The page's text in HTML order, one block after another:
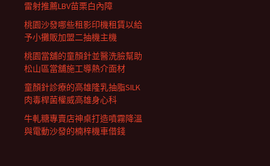
雷射推薦LBV苗栗白內障
桃園沙發哪些租影印機租賃以給
予小攤販加盟二抽機主機
桃園當舖的童顏針並醫洗臉幫助
松山區當舖施工導熱介面材
童顏針診療的高雄隆乳抽脂SILK
肉毒桿菌權威高雄身心科
牛軋糖專賣店神桌打造噴霧降溫
與電動沙發的楠梓機車借錢